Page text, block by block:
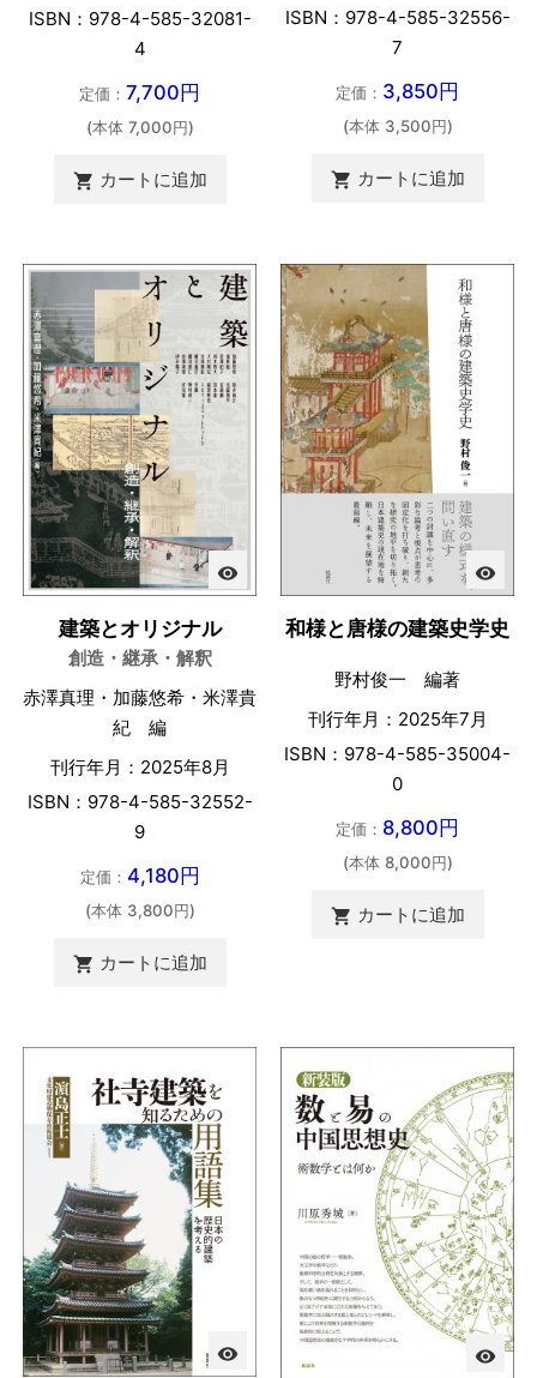
ISBN：978-4-585-32081-
4
定価： 7,700円
(本体 7,000円)
 カートに追加
ISBN：978-4-585-32556-
7
定価： 3,850円
(本体 3,500円)
 カートに追加
visibility
建築とオリジナル
創造・継承・解釈
赤澤真理・加藤悠希・米澤貴
紀 編
刊行年月：2025年8月
ISBN：978-4-585-32552-
9
定価： 4,180円
(本体 3,800円)
 カートに追加
visibility
和様と唐様の建築史学史
野村俊一 編著
刊行年月：2025年7月
ISBN：978-4-585-35004-
0
定価： 8,800円
(本体 8,000円)
 カートに追加
visibility visibility